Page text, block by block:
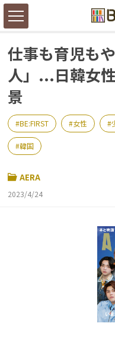
仕事も育児も
人」...日韓女
景
BE:FIRST 女性
韓国
AERA
2023/4/24